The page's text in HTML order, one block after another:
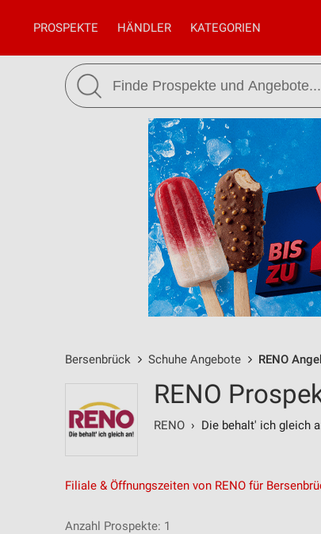
PROSPEKTE HÄNDLER KATEGORIEN
Bersenbrück Schuhe Angebote RENO
RENO
RENO › Die behalt' ich gleich
Filiale & Öffnungszeiten von RENO für
Anzahl Prospekte: 1